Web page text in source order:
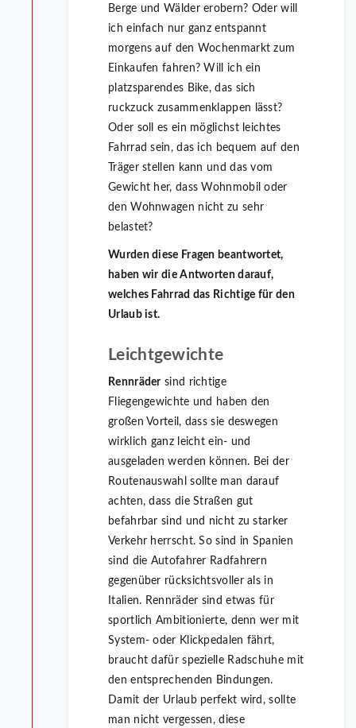
Berge und Wälder erobern? Oder will
ich einfach nur ganz entspannt
morgens auf den Wochenmarkt zum
Einkaufen fahren? Will ich ein
platzsparendes Bike, das sich
ruckzuck zusammenklappen lässt?
Oder soll es ein möglichst leichtes
Fahrrad sein, das ich bequem auf den
Träger stellen kann und das vom
Gewicht her, dass Wohnmobil oder
den Wohnwagen nicht zu sehr
belastet?
Wurden diese Fragen beantwortet,
haben wir die Antworten darauf,
welches Fahrrad das Richtige für den
Urlaub ist.
Leichtgewichte
Rennrädersind richtige
Fliegengewichte und haben den
großen Vorteil, dass sie deswegen
wirklich ganz leicht ein- und
ausgeladen werden können. Bei der
Routenauswahl sollte man darauf
achten, dass die Straßen gut
befahrbar sind und nicht zu starker
Verkehr herrscht. So sind in Spanien
sind die Autofahrer Radfahrern
gegenüber rücksichtsvoller als in
Italien. Rennräder sind etwas für
sportlich Ambitionierte, denn wer mit
System- oder Klickpedalen fährt,
braucht dafür spezielle Radschuhe mit
den entsprechenden Bindungen.
Damit der Urlaub perfekt wird, sollte
man nicht vergessen, diese